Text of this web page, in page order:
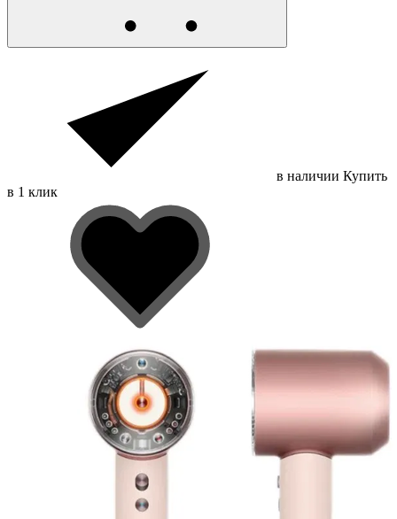
в наличии Купить
в 1 клик